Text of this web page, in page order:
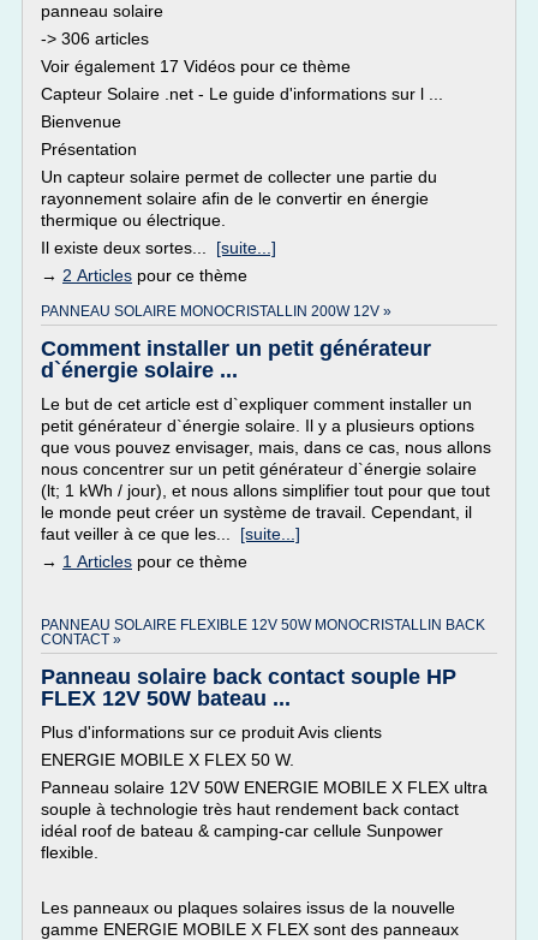
panneau solaire
-> 306 articles
Voir également 17 Vidéos pour ce thème
Capteur Solaire .net - Le guide d'informations sur l ...
Bienvenue
Présentation
Un capteur solaire permet de collecter une partie du
rayonnement solaire afin de le convertir en énergie
thermique ou électrique.
Il existe deux sortes... [suite...]
→ 2 Articles pour ce thème
PANNEAU SOLAIRE MONOCRISTALLIN 200W 12V »
Comment installer un petit générateur
d`énergie solaire ...
Le but de cet article est d`expliquer comment installer un
petit générateur d`énergie solaire. Il y a plusieurs options
que vous pouvez envisager, mais, dans ce cas, nous allons
nous concentrer sur un petit générateur d`énergie solaire
(lt; 1 kWh / jour), et nous allons simplifier tout pour que tout
le monde peut créer un système de travail. Cependant, il
faut veiller à ce que les... [suite...]
→ 1 Articles pour ce thème
PANNEAU SOLAIRE FLEXIBLE 12V 50W MONOCRISTALLIN BACK
CONTACT »
Panneau solaire back contact souple HP
FLEX 12V 50W bateau ...
Plus d'informations sur ce produit Avis clients
ENERGIE MOBILE X FLEX 50 W.
Panneau solaire 12V 50W ENERGIE MOBILE X FLEX ultra
souple à technologie très haut rendement back contact
idéal roof de bateau & camping-car cellule Sunpower
flexible.
Les panneaux ou plaques solaires issus de la nouvelle
gamme ENERGIE MOBILE X FLEX sont des panneaux